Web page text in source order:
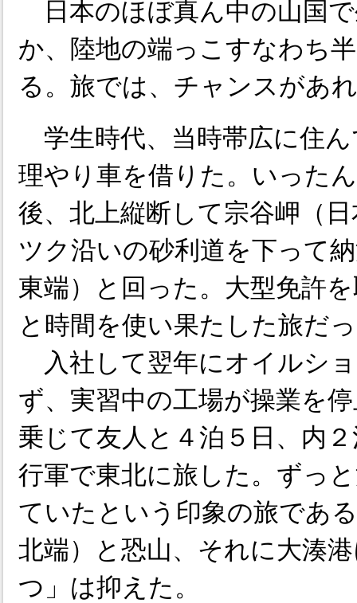
日本のほぼ真ん中の山国
か、陸地の端っこすなわち
る。旅では、チャンスがあ
学生時代、当時帯広に住
理やり車を借りた。いった
後、北上縦断して宗谷岬（
ツク沿いの砂利道を下って
東端）と回った。大型免許
と時間を使い果たした旅だ
入社して翌年にオイルシ
ず、実習中の工場が操業を
乗じて友人と４泊５日、内
行軍で東北に旅した。ずっ
ていたという印象の旅であ
北端）と恐山、それに大湊
つ」は抑えた。